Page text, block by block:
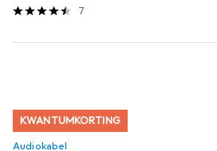
7
KWANTUMKORTING
Audiokabel